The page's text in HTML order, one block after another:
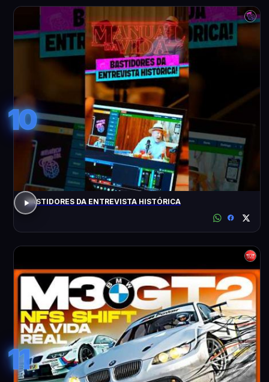
10
BASTIDORES DA ENTREVISTA HISTÓRICA
11